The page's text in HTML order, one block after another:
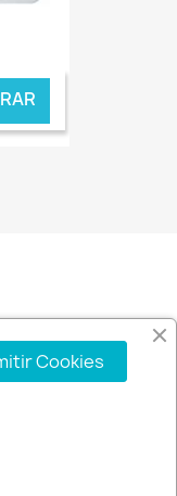
Cookies